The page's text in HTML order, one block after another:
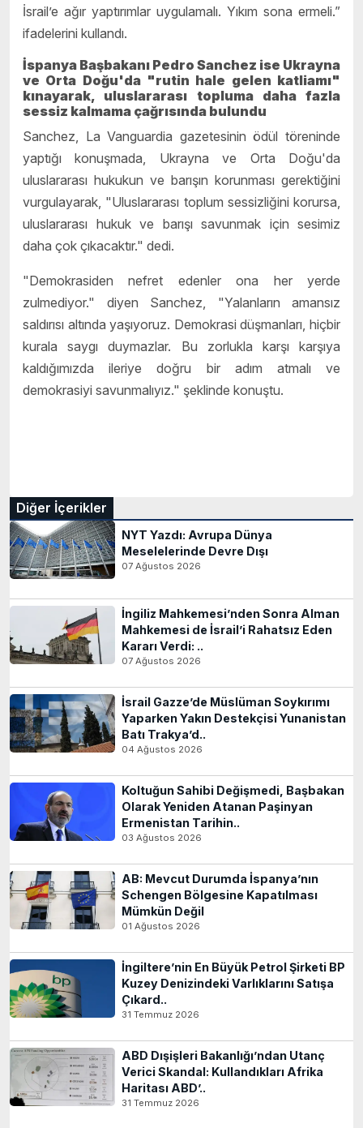
İsrail’e ağır yaptırımlar uygulamalı. Yıkım sona ermeli.”
ifadelerini kullandı.
İspanya Başbakanı Pedro Sanchez ise Ukrayna
ve Orta Doğu'da "rutin hale gelen katliamı"
kınayarak, uluslararası topluma daha fazla
sessiz kalmama çağrısında bulundu
Sanchez, La Vanguardia gazetesinin ödül töreninde
yaptığı konuşmada, Ukrayna ve Orta Doğu'da
uluslararası hukukun ve barışın korunması gerektiğini
vurgulayarak, "Uluslararası toplum sessizliğini korursa,
uluslararası hukuk ve barışı savunmak için sesimiz
daha çok çıkacaktır." dedi.
"Demokrasiden nefret edenler ona her yerde
zulmediyor." diyen Sanchez, "Yalanların amansız
saldırısı altında yaşıyoruz. Demokrasi düşmanları, hiçbir
kurala saygı duymazlar. Bu zorlukla karşı karşıya
kaldığımızda ileriye doğru bir adım atmalı ve
demokrasiyi savunmalıyız." şeklinde konuştu.
Diğer İçerikler
NYT Yazdı: Avrupa Dünya
Meselelerinde Devre Dışı
07 Ağustos 2026
İngiliz Mahkemesi’nden Sonra Alman
Mahkemesi de İsrail’i Rahatsız Eden
Kararı Verdi: ..
07 Ağustos 2026
İsrail Gazze’de Müslüman Soykırımı
Yaparken Yakın Destekçisi Yunanistan
Batı Trakya’d..
04 Ağustos 2026
Koltuğun Sahibi Değişmedi, Başbakan
Olarak Yeniden Atanan Paşinyan
Ermenistan Tarihin..
03 Ağustos 2026
AB: Mevcut Durumda İspanya’nın
Schengen Bölgesine Kapatılması
Mümkün Değil
01 Ağustos 2026
İngiltere’nin En Büyük Petrol Şirketi BP
Kuzey Denizindeki Varlıklarını Satışa
Çıkard..
31 Temmuz 2026
ABD Dışişleri Bakanlığı’ndan Utanç
Verici Skandal: Kullandıkları Afrika
Haritası ABD’..
31 Temmuz 2026